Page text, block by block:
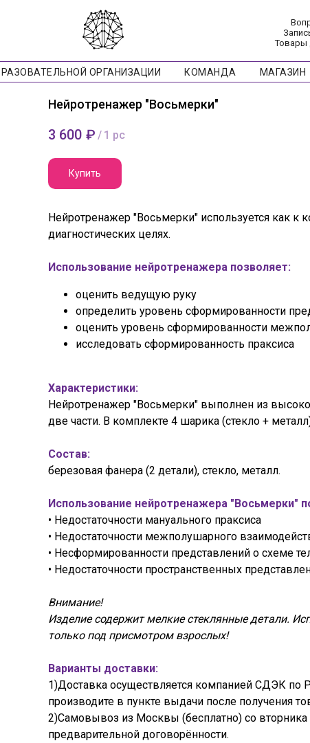
Товары
ОРГАНИЗАЦИИ КОМАНДА МАГАЗИН
Нейротренажер "Восьмерки"
3 600 ₽ / 1 pc
Купить
Нейротренажер "Восьмерки" используется как к
диагностических целях.
Использование нейротренажера позволяет:
оценить ведущую руку
определить уровень сформированности
оценить уровень сформированности
исследовать сформированность праксиса
Характеристики:
Нейротренажер "Восьмерки" выполнен из
две части. В комплекте 4 шарика (стекло +
Состав:
березовая фанера (2 детали), стекло, металл.
Использование нейротренажера "Восьмерки"
• Недостаточности мануального праксиса
• Недостаточности межполушарного
• Несформированности представлений о схеме
• Недостаточности пространственных
Внимание!
Изделие содержит мелкие стеклянные детали.
только под присмотром взрослых!
Варианты доставки:
1)Доставка осуществляется компанией СДЭК по
производите в пункте выдачи после получения
2)Самовывоз из Москвы (бесплатно) со вторника
предварительной договорённости.